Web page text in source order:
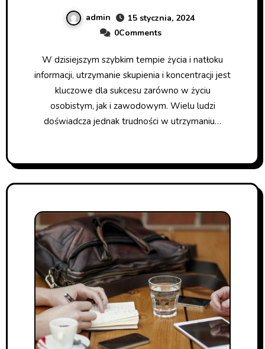
admin
15 stycznia, 2024
0Comments
W dzisiejszym szybkim tempie życia i natłoku
informacji, utrzymanie skupienia i koncentracji jest
kluczowe dla sukcesu zarówno w życiu
osobistym, jak i zawodowym. Wielu ludzi
doświadcza jednak trudności w utrzymaniu…